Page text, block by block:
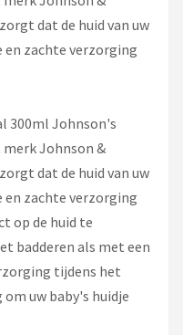
dat de huid van uw
zachte verzorging
300ml Johnson's
Johnson &
dat de huid van uw
zachte verzorging
op de huid te
badderen als met een
tijdens het
uw baby's huidje